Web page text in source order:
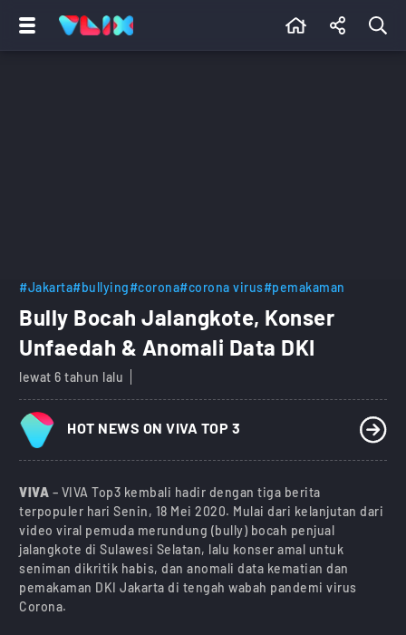
#Jakarta#bullying#corona#corona virus#pemakaman
Bully Bocah Jalangkote, Konser
Unfaedah & Anomali Data DKI
lewat 6 tahun lalu
HOT NEWS ON VIVA TOP 3
VIVA – VIVA Top3 kembali hadir dengan tiga berita
terpopuler hari Senin, 18 Mei 2020. Mulai dari kelanjutan dari
video viral pemuda merundung (bully) bocah penjual
jalangkote di Sulawesi Selatan, lalu konser amal untuk
seniman dikritik habis, dan anomali data kematian dan
pemakaman DKI Jakarta di tengah wabah pandemi virus
Corona.